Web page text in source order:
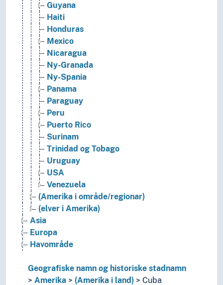
Guyana
Haiti
Honduras
Mexico
Nicaragua
Ny-Granada
Ny-Spania
Panama
Paraguay
Peru
Puerto Rico
Surinam
Trinidad og Tobago
Uruguay
USA
Venezuela
(Amerika i område/regionar)
(elver i Amerika)
Asia
Europa
Havområde
Store landområde og imperium
Geografiske namn og historiske stadnamn
Amerika
(Amerika i land) Cuba